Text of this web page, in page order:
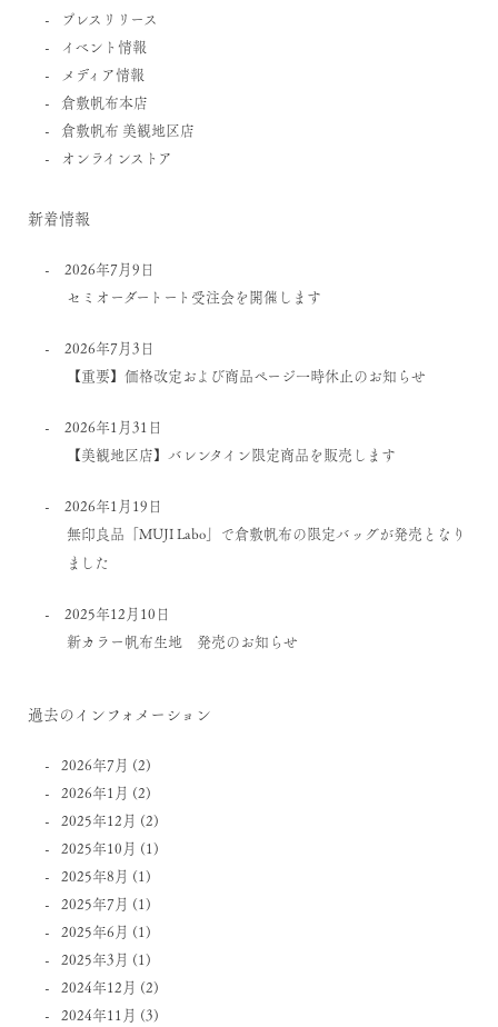
プレスリリース
イベント情報
メディア情報
倉敷帆布本店
倉敷帆布 美観地区店
オンラインストア
新着情報
2026年7月9日
セミオーダートート受注会を開催します
2026年7月3日
【重要】価格改定および商品ページ一時休止のお知らせ
2026年1月31日
【美観地区店】バレンタイン限定商品を販売します
2026年1月19日
無印良品「MUJI Labo」で倉敷帆布の限定バッグが発売となり
ました
2025年12月10日
新カラー帆布生地 発売のお知らせ
過去のインフォメーション
2026年7月 (2)
2026年1月 (2)
2025年12月 (2)
2025年10月 (1)
2025年8月 (1)
2025年7月 (1)
2025年6月 (1)
2025年3月 (1)
2024年12月 (2)
2024年11月 (3)